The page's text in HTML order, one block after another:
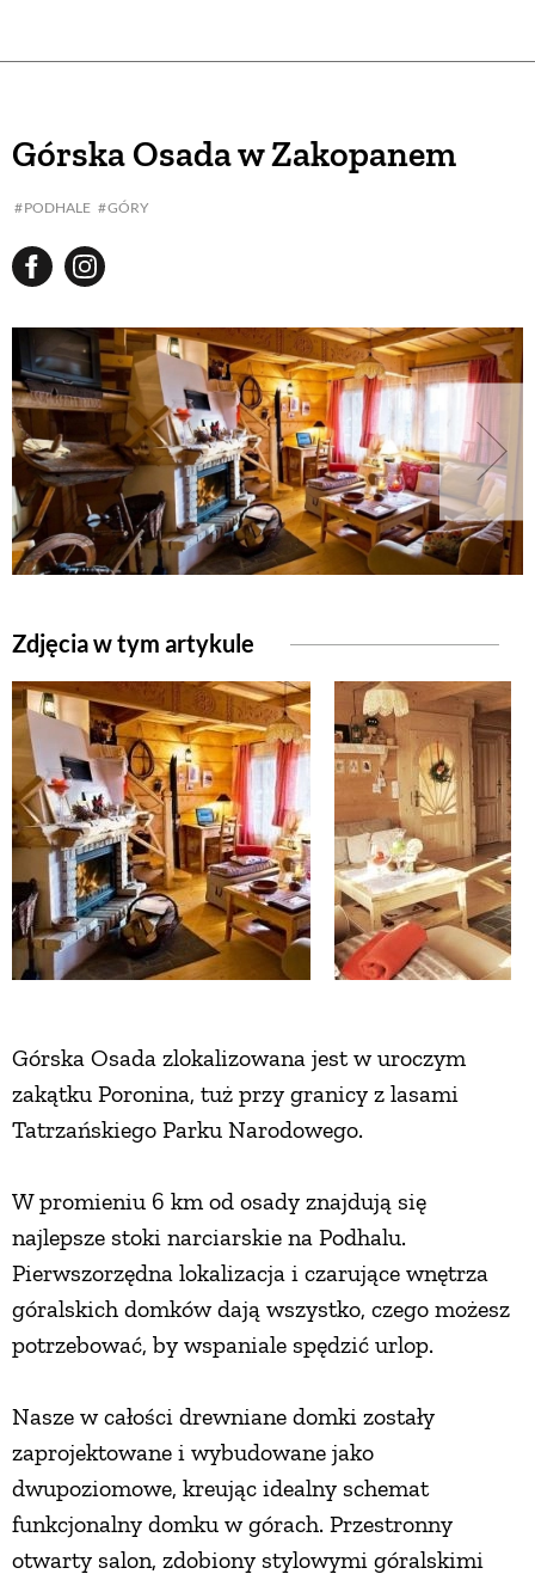
Górska Osada w Zakopanem
PODHALE GÓRY
Zdjęcia w tym artykule
Górska Osada zlokalizowana jest w uroczym
zakątku Poronina, tuż przy granicy z lasami
Tatrzańskiego Parku Narodowego.
W promieniu 6 km od osady znajdują się
najlepsze stoki narciarskie na Podhalu.
Pierwszorzędna lokalizacja i czarujące wnętrza
góralskich domków dają wszystko, czego możesz
potrzebować, by wspaniale spędzić urlop.
Nasze w całości drewniane domki zostały
zaprojektowane i wybudowane jako
dwupoziomowe, kreując idealny schemat
funkcjonalny domku w górach. Przestronny
otwarty salon, zdobiony stylowymi góralskimi